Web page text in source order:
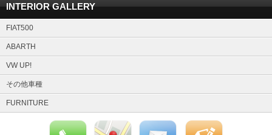
INTERIOR GALLERY
FIAT500
ABARTH
VW UP!
その他車種
FURNITURE